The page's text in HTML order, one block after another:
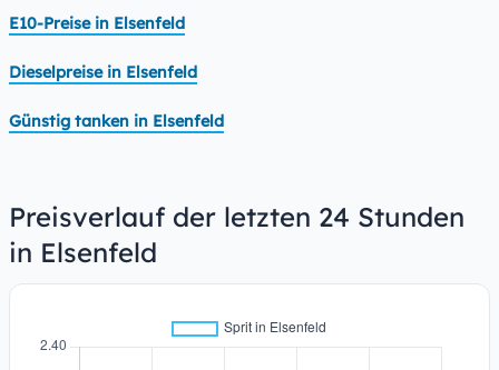
E10-Preise in Elsenfeld
Dieselpreise in Elsenfeld
Günstig tanken in Elsenfeld
Preisverlauf der letzten 24 Stunden
in Elsenfeld